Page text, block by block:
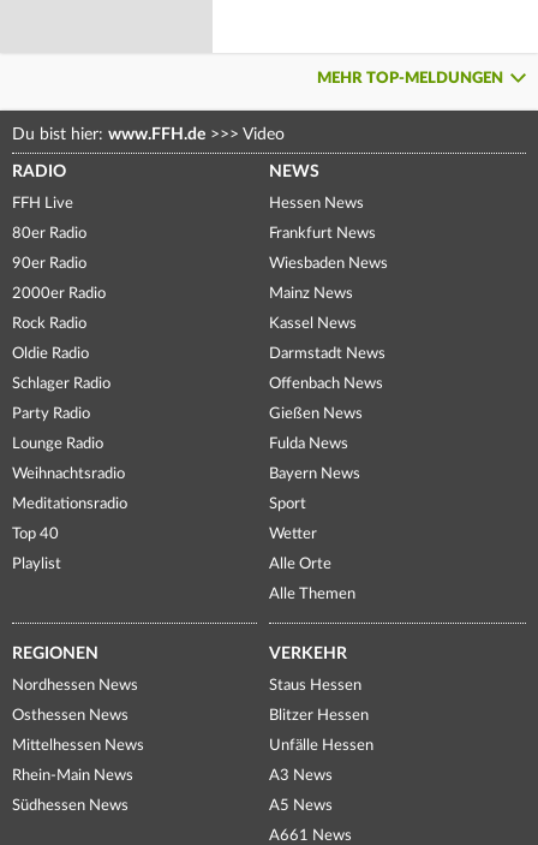
MEHR TOP-MELDUNGEN
Du bist hier: www.FFH.de >>> Video
RADIO
FFH Live
80er Radio
90er Radio
2000er Radio
Rock Radio
Oldie Radio
Schlager Radio
Party Radio
Lounge Radio
Weihnachtsradio
Meditationsradio
Top 40
Playlist
NEWS
Hessen News
Frankfurt News
Wiesbaden News
Mainz News
Kassel News
Darmstadt News
Offenbach News
Gießen News
Fulda News
Bayern News
Sport
Wetter
Alle Orte
Alle Themen
REGIONEN
Nordhessen News
Osthessen News
Mittelhessen News
Rhein-Main News
Südhessen News
VERKEHR
Staus Hessen
Blitzer Hessen
Unfälle Hessen
A3 News
A5 News
A661 News